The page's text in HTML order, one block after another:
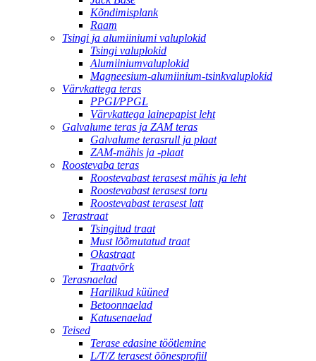
Kõndimisplank
Raam
Tsingi ja alumiiniumi valuplokid
Tsingi valuplokid
Alumiiniumvaluplokid
Magneesium-alumiinium-tsinkvaluplokid
Värvkattega teras
PPGI/PPGL
Värvkattega lainepapist leht
Galvalume teras ja ZAM teras
Galvalume terasrull ja plaat
ZAM-mähis ja -plaat
Roostevaba teras
Roostevabast terasest mähis ja leht
Roostevabast terasest toru
Roostevabast terasest latt
Terastraat
Tsingitud traat
Must lõõmutatud traat
Okastraat
Traatvõrk
Terasnaelad
Harilikud küüned
Betoonnaelad
Katusenaelad
Teised
Terase edasine töötlemine
L/T/Z terasest õõnesprofiil